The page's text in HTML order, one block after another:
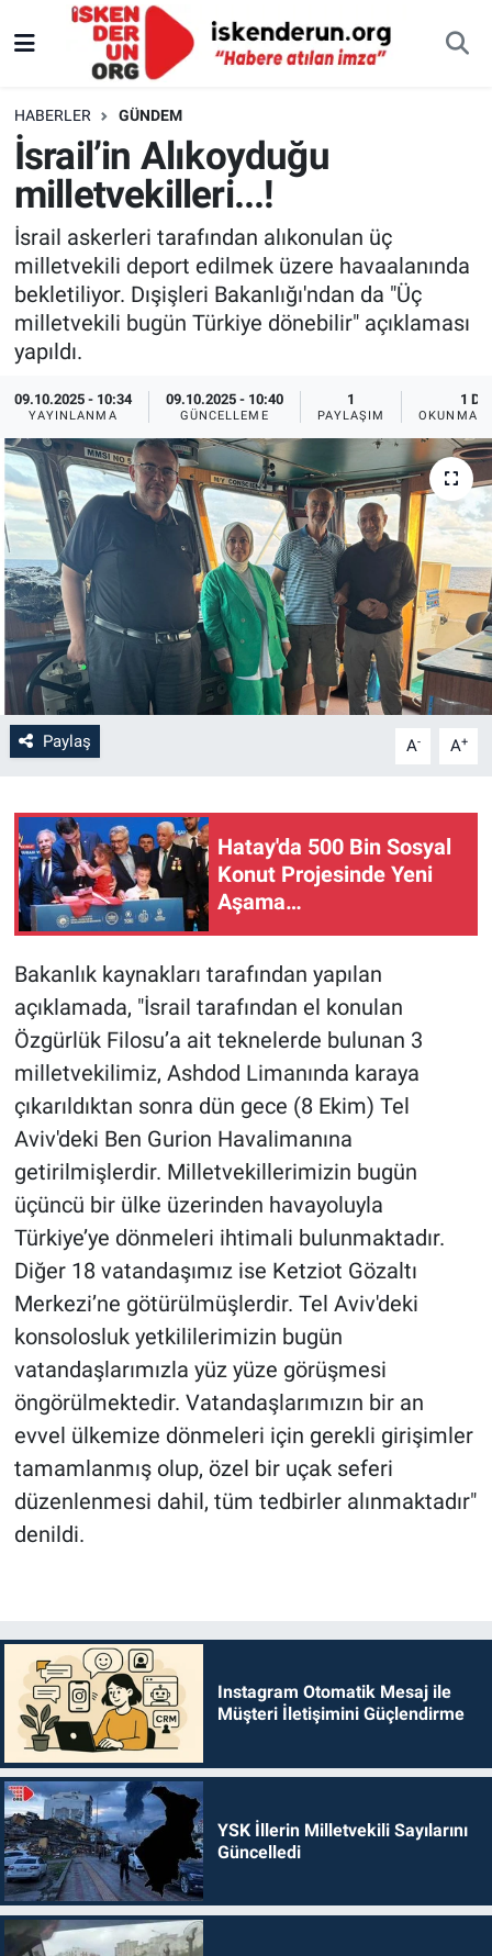
HABERLER GÜNDEM
İsrail’in Alıkoyduğu
milletvekilleri...!
İsrail askerleri tarafından alıkonulan üç
milletvekili deport edilmek üzere havaalanında
bekletiliyor. Dışişleri Bakanlığı'ndan da "Üç
milletvekili bugün Türkiye dönebilir" açıklaması
yapıldı.
09.10.2025 - 10:34
YAYINLANMA
09.10.2025 - 10:40
GÜNCELLEME
1
PAYLAŞIM
1 DK
OKUNMA
Paylaş A- A+
Hatay'da 500 Bin Sosyal
Konut Projesinde Yeni
Aşama…
Bakanlık kaynakları tarafından yapılan
açıklamada, "İsrail tarafından el konulan
Özgürlük Filosu’a ait teknelerde bulunan 3
milletvekilimiz, Ashdod Limanında karaya
çıkarıldıktan sonra dün gece (8 Ekim) Tel
Aviv'deki Ben Gurion Havalimanına
getirilmişlerdir. Milletvekillerimizin bugün
üçüncü bir ülke üzerinden havayoluyla
Türkiye’ye dönmeleri ihtimali bulunmaktadır.
Diğer 18 vatandaşımız ise Ketziot Gözaltı
Merkezi’ne götürülmüşlerdir. Tel Aviv'deki
konsolosluk yetkililerimizin bugün
vatandaşlarımızla yüz yüze görüşmesi
öngörülmektedir. Vatandaşlarımızın bir an
evvel ülkemize dönmeleri için gerekli girişimler
tamamlanmış olup, özel bir uçak seferi
düzenlenmesi dahil, tüm tedbirler alınmaktadır"
denildi.
Instagram Otomatik Mesaj ile
Müşteri İletişimini Güçlendirme
YSK İllerin Milletvekili Sayılarını
Güncelledi